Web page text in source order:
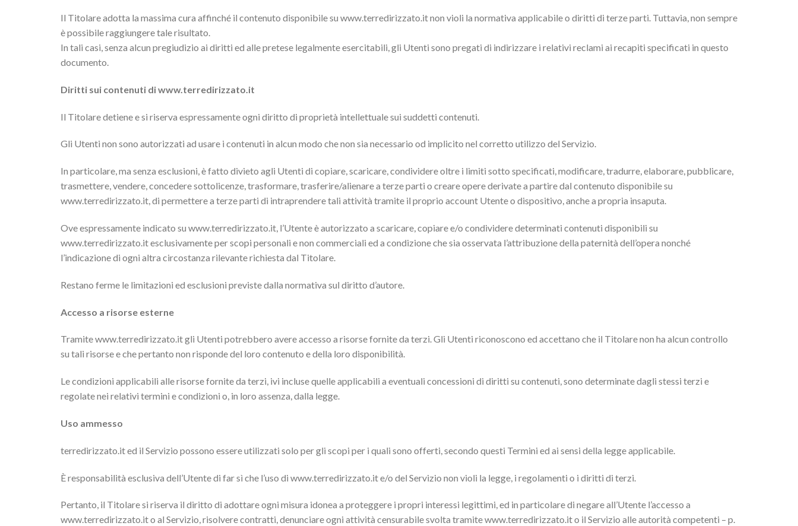
Il Titolare adotta la massima cura affinché il contenuto disponibile su www.terredirizzato.it non violi la normativa applicabile o diritti di terze parti. Tuttavia, non sempre
è possibile raggiungere tale risultato.
In tali casi, senza alcun pregiudizio ai diritti ed alle pretese legalmente esercitabili, gli Utenti sono pregati di indirizzare i relativi reclami ai recapiti specificati in questo
documento.
Diritti sui contenuti di www.terredirizzato.it
Il Titolare detiene e si riserva espressamente ogni diritto di proprietà intellettuale sui suddetti contenuti.
Gli Utenti non sono autorizzati ad usare i contenuti in alcun modo che non sia necessario od implicito nel corretto utilizzo del Servizio.
In particolare, ma senza esclusioni, è fatto divieto agli Utenti di copiare, scaricare, condividere oltre i limiti sotto specificati, modificare, tradurre, elaborare, pubblicare,
trasmettere, vendere, concedere sottolicenze, trasformare, trasferire/alienare a terze parti o creare opere derivate a partire dal contenuto disponibile su
www.terredirizzato.it, di permettere a terze parti di intraprendere tali attività tramite il proprio account Utente o dispositivo, anche a propria insaputa.
Ove espressamente indicato su www.terredirizzato.it, l’Utente è autorizzato a scaricare, copiare e/o condividere determinati contenuti disponibili su
www.terredirizzato.it esclusivamente per scopi personali e non commerciali ed a condizione che sia osservata l’attribuzione della paternità dell’opera nonché
l’indicazione di ogni altra circostanza rilevante richiesta dal Titolare.
Restano ferme le limitazioni ed esclusioni previste dalla normativa sul diritto d’autore.
Accesso a risorse esterne
Tramite www.terredirizzato.it gli Utenti potrebbero avere accesso a risorse fornite da terzi. Gli Utenti riconoscono ed accettano che il Titolare non ha alcun controllo
su tali risorse e che pertanto non risponde del loro contenuto e della loro disponibilità.
Le condizioni applicabili alle risorse fornite da terzi, ivi incluse quelle applicabili a eventuali concessioni di diritti su contenuti, sono determinate dagli stessi terzi e
regolate nei relativi termini e condizioni o, in loro assenza, dalla legge.
Uso ammesso
terredirizzato.it ed il Servizio possono essere utilizzati solo per gli scopi per i quali sono offerti, secondo questi Termini ed ai sensi della legge applicabile.
È responsabilità esclusiva dell’Utente di far sì che l’uso di www.terredirizzato.it e/o del Servizio non violi la legge, i regolamenti o i diritti di terzi.
Pertanto, il Titolare si riserva il diritto di adottare ogni misura idonea a proteggere i propri interessi legittimi, ed in particolare di negare all’Utente l’accesso a
www.terredirizzato.it o al Servizio, risolvere contratti, denunciare ogni attività censurabile svolta tramite www.terredirizzato.it o il Servizio alle autorità competenti – p.